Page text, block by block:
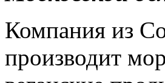
Компания из
производит